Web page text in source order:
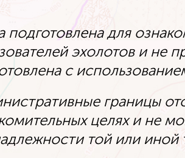
подготовлена для
эхолотов и не
с
границы
целях и не
той или иной